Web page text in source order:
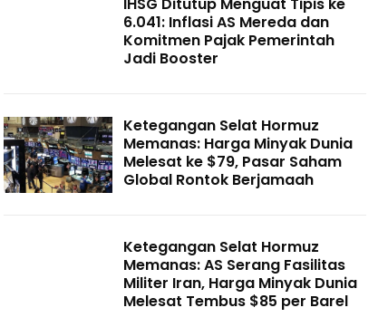
6.041: Inflasi AS Mereda dan
Komitmen Pajak Pemerintah
Jadi Booster
Ketegangan Selat Hormuz
Memanas: Harga Minyak Dunia
Melesat ke $79, Pasar Saham
Global Rontok Berjamaah
Ketegangan Selat Hormuz
Memanas: AS Serang Fasilitas
Militer Iran, Harga Minyak Dunia
Melesat Tembus $85 per Barel